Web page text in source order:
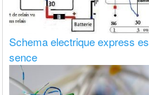
Schema electrique express es
sence